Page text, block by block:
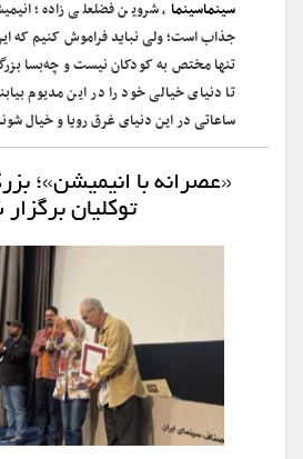
سینماسینما ، شروین فضلعلی زاده؛
جذاب است؛ ولی نباید فراموش کنیم که
تنها مختص به کودکان نیست و چه‌بسا
تا دنیای خیالی خود را در این مدیوم
ساعاتی در این دنیای غرق رویا و خیال
«عصرانه با انیمیشن»؛
توکلیان